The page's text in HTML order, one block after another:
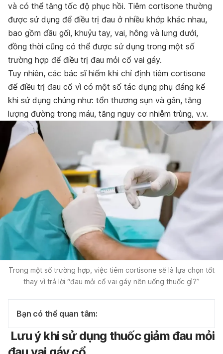
và có thể tăng tốc độ phục hồi. Tiêm cortisone thường
được sử dụng để điều trị đau ở nhiều khớp khác nhau,
bao gồm đầu gối, khuỷu tay, vai, hông và lưng dưới,
đồng thời cũng có thể được sử dụng trong một số
trường hợp để điều trị đau mỏi cổ vai gáy.
Tuy nhiên, các bác sĩ hiếm khi chỉ định tiêm cortisone
để điều trị đau cổ vì có một số tác dụng phụ đáng kể
khi sử dụng chúng như: tổn thương sụn và gân, tăng
lượng đường trong máu, tăng nguy cơ nhiễm trùng, v.v.
Trong một số trường hợp, việc tiêm cortisone sẽ là lựa chọn tốt
thay vì trả lời “đau mỏi cổ vai gáy nên uống thuốc gì?”
Bạn có thể quan tâm:
Lưu ý khi sử dụng thuốc giảm đau mỏi